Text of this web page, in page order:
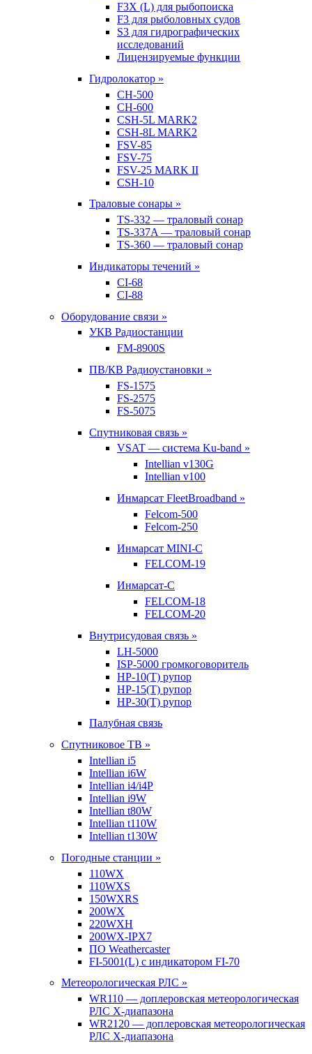
F3X (L) для рыбопоиска
F3 для рыболовных судов
S3 для гидрографических
исследований
Лицензируемые функции
Гидролокатор »
CH-500
CH-600
CSH-5L MARK2
CSH-8L MARK2
FSV-85
FSV-75
FSV-25 MARK II
CSH-10
Траловые сонары »
TS-332 — траловый сонар
TS-337A — траловый сонар
TS-360 — траловый сонар
Индикаторы течений »
CI-68
CI-88
Оборудование связи »
УКВ Радиостанции
FM-8900S
ПВ/КВ Радиоустановки »
FS-1575
FS-2575
FS-5075
Спутниковая связь »
VSAT — система Ku-band »
Intellian v130G
Intellian v100
Инмарсат FleetBroadband »
Felcom-500
Felcom-250
Инмарсат MINI-C
FELCOM-19
Инмарсат-С
FELCOM-18
FELCOM-20
Внутрисудовая связь »
LH-5000
ISP-5000 громкоговоритель
HP-10(T) рупор
HP-15(T) рупор
HP-30(T) рупор
Палубная связь
Спутниковое ТВ »
Intellian i5
Intellian i6W
Intellian i4/i4P
Intellian i9W
Intellian t80W
Intellian t110W
Intellian t130W
Погодные станции »
110WX
110WXS
150WXRS
200WX
220WXH
200WX-IPX7
ПО Weathercaster
FI-5001(L) с индикатором FI-70
Метеорологическая РЛС »
WR110 — доплеровская метеорологическая
РЛС X-диапазона
WR2120 — доплеровская метеорологическая
РЛС X-диапазона